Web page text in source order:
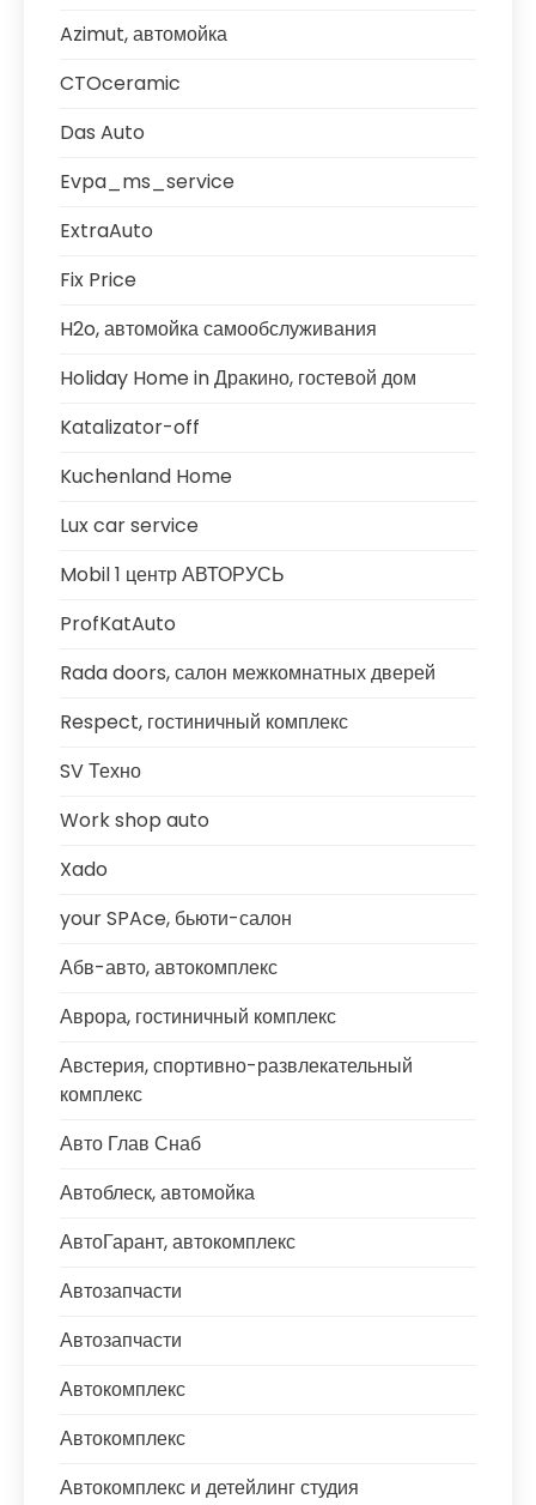
Azimut, автомойка
CTOceramic
Das Auto
Evpa_ms_service
ExtraAuto
Fix Price
H2o, автомойка самообслуживания
Holiday Home in Дракино, гостевой дом
Katalizator-off
Kuchenland Home
Lux car service
Mobil 1 центр АВТОРУСЬ
ProfKatAuto
Rada doors, салон межкомнатных дверей
Respect, гостиничный комплекс
SV Техно
Work shop auto
Xado
your SPAce, бьюти-салон
Абв-авто, автокомплекс
Аврора, гостиничный комплекс
Австерия, спортивно-развлекательный
комплекс
Авто Глав Снаб
Автоблеск, автомойка
АвтоГарант, автокомплекс
Автозапчасти
Автозапчасти
Автокомплекс
Автокомплекс
Автокомплекс и детейлинг студия